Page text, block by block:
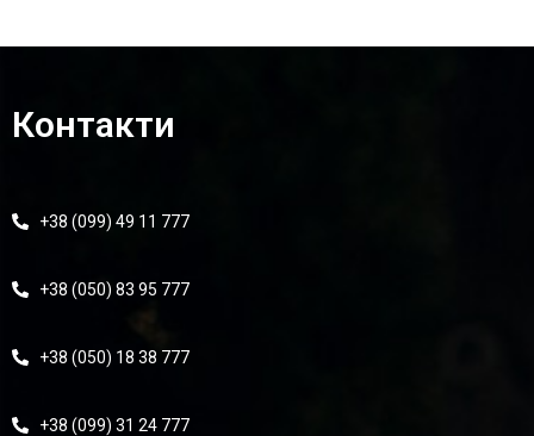
Контакти
+38 (099) 49 11 777
+38 (050) 83 95 777
+38 (050) 18 38 777
+38 (099) 31 24 777